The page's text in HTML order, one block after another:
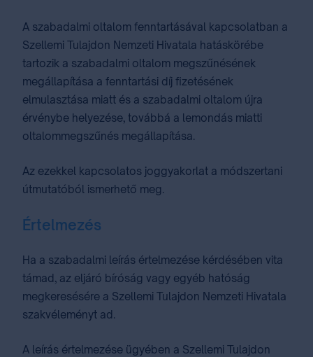
A szabadalmi oltalom fenntartásával kapcsolatban a
Szellemi Tulajdon Nemzeti Hivatala hatáskörébe
tartozik a szabadalmi oltalom megszűnésének
megállapítása a fenntartási díj fizetésének
elmulasztása miatt és a szabadalmi oltalom újra
érvénybe helyezése, továbbá a lemondás miatti
oltalommegszűnés megállapítása.
Az ezekkel kapcsolatos joggyakorlat a módszertani
útmutatóból ismerhető meg.
Értelmezés
Ha a szabadalmi leírás értelmezése kérdésében vita
támad, az eljáró bíróság vagy egyéb hatóság
megkeresésére a Szellemi Tulajdon Nemzeti Hivatala
szakvéleményt ad.
A leírás értelmezése ügyében a Szellemi Tulajdon